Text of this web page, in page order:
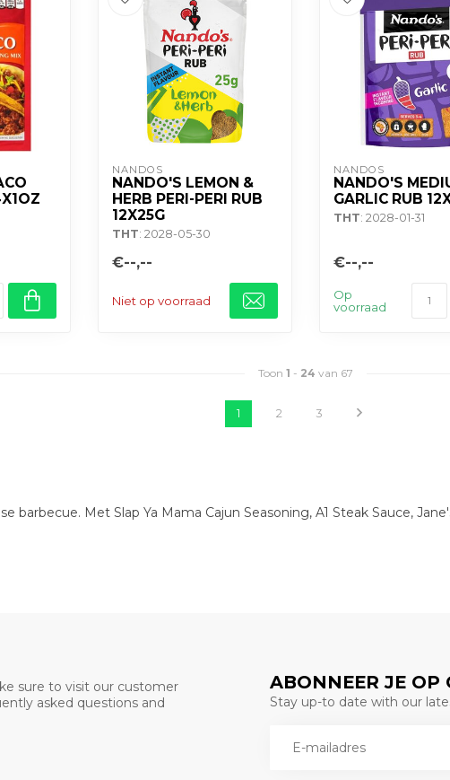
NANDOS
NANDO'S LEMON &
HERB PERI-PERI RUB
12X25G
THT: 2028-05-30
€--,--
Niet op voorraad
NANDOS
NANDO'S
GARLIC RUB
THT: 2028-01-31
€--,--
Op
voorraad
Toon 1 - 24 van 67
1 2 3
Met Slap Ya Mama Cajun Seasoning, A1 Steak Sauce,
sure to visit our customer
asked questions and
ABONNEER JE OP
Stay up-to date with our